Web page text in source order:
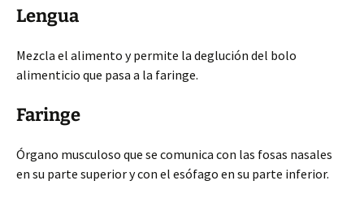
Lengua
Mezcla el alimento y permite la deglución del bolo
alimenticio que pasa a la faringe.
Faringe
Órgano musculoso que se comunica con las fosas nasales
en su parte superior y con el esófago en su parte inferior.